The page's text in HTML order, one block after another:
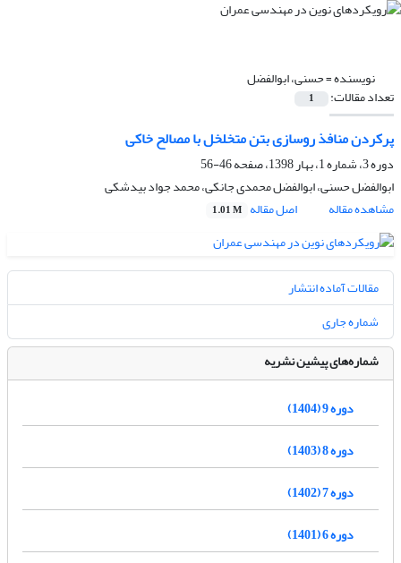
نویسنده =حسنی، ابوالفضل
تعداد مقالات: 1
پرکردن منافذ روسازی بتن متخلخل با مصالح خاکی
دوره 3، شماره 1، بهار 1398، صفحه
46-56
ابوالفضل حسنی، ابوالفضل محمدی جانکی، محمد جواد بیدشکی
مشاهده مقاله
اصل مقاله 1.01 M
مقالات آماده انتشار
شماره جاری
شماره‌های پیشین نشریه
دوره 9 (1404)
دوره 8 (1403)
دوره 7 (1402)
دوره 6 (1401)